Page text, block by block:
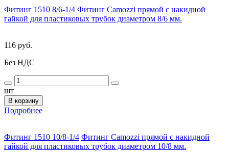
Фитинг 1510 8/6-1/4 Фитинг Camozzi прямой с накидной
гайкой для пластиковых трубок диаметром 8/6 мм.
116 руб.
Без НДС
шт
В корзину
Подробнее
Фитинг 1510 10/8-1/4 Фитинг Camozzi прямой с накидной
гайкой для пластиковых трубок диаметром 10/8 мм.